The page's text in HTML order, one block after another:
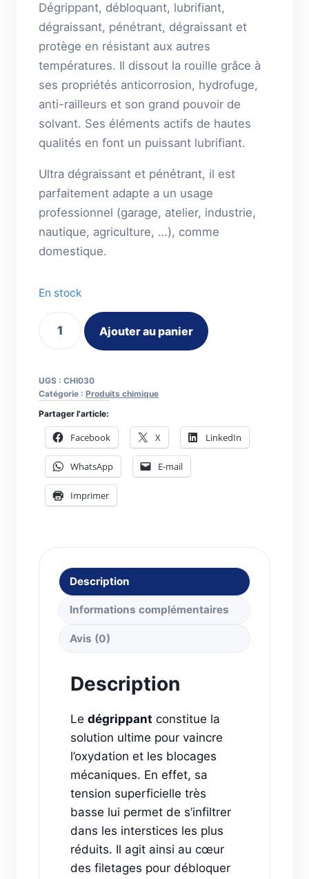
Dégrippant, débloquant, lubrifiant,
dégraissant, pénétrant, dégraissant et
protège en résistant aux autres
températures. Il dissout la rouille grâce à
ses propriétés anticorrosion, hydrofuge,
anti-railleurs et son grand pouvoir de
solvant. Ses éléments actifs de hautes
qualités en font un puissant lubrifiant.
Ultra dégraissant et pénétrant, il est
parfaitement adapte a un usage
professionnel (garage, atelier, industrie,
nautique, agriculture, …), comme
domestique.
En stock
10
fonctions
XT10
400ml
Ajouter au panier
UGS : CHI030
Catégorie : Produits chimique
Partager l'article:
Facebook X LinkedIn
WhatsApp E-mail
Imprimer
Description
Informations complémentaires
Avis (0)
Description
Le dégrippant constitue la
solution ultime pour vaincre
l’oxydation et les blocages
mécaniques. En effet, sa
tension superficielle très
basse lui permet de s’infiltrer
dans les interstices les plus
réduits. Il agit ainsi au cœur
des filetages pour débloquer